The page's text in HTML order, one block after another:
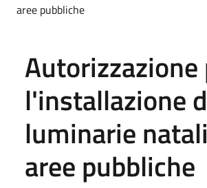
aree pubbliche
Autorizzazione
l'installazione
luminarie
aree pubbliche